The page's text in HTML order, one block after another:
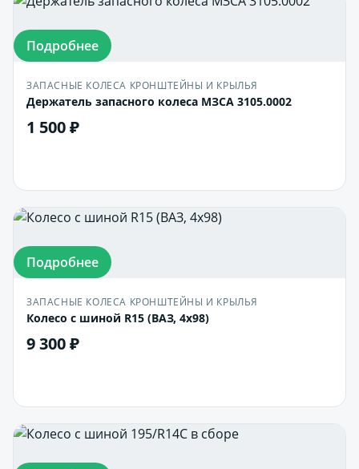
Подробнее
ЗАПАСНЫЕ КОЛЕСА КРОНШТЕЙНЫ И КРЫЛЬЯ
Держатель запасного колеса МЗСА 3105.0002
1 500 ₽
Подробнее
ЗАПАСНЫЕ КОЛЕСА КРОНШТЕЙНЫ И КРЫЛЬЯ
Колесо с шиной R15 (ВАЗ, 4х98)
9 300 ₽